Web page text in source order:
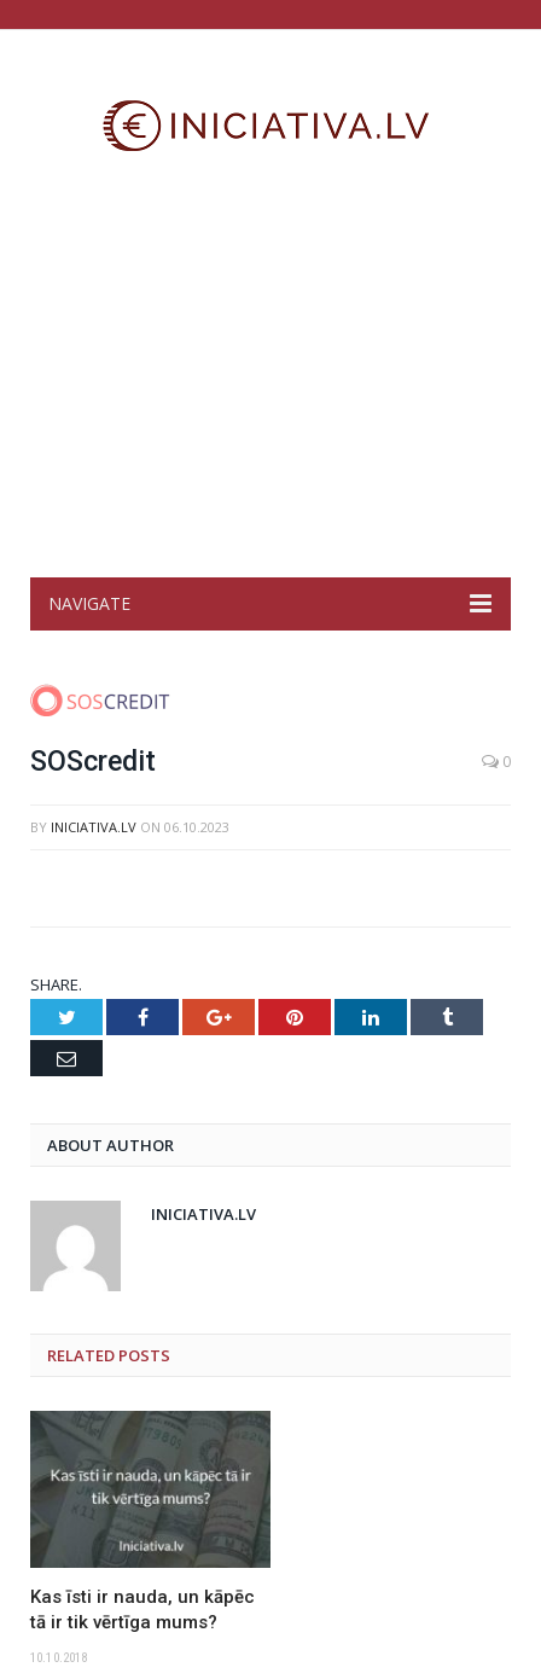
NAVIGATE
SOScredit 0
BY INICIATIVA.LV ON 06.10.2023
SHARE.
Twitter Facebook Google+ Pinterest LinkedIn Tumblr
Email
ABOUT AUTHOR
INICIATIVA.LV
RELATED POSTS
Kas īsti ir nauda, un kāpēc
tā ir tik vērtīga mums?
10.10.2018